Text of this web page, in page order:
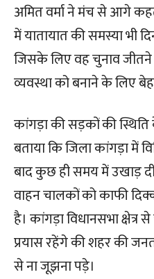
अमित वर्मा ने मंच से आगे
में यातायात की समस्या भी
जिसके लिए वह चुनाव
व्यवस्था को बनाने के लिए
कांगड़ा की सड़कों की
बताया कि जिला कांगड़ा में
बाद कुछ ही समय में उखाड़
वाहन चालकों को काफी
है। कांगड़ा विधानसभा
प्रयास रहेंगे की शहर की
से ना जूझना पड़े।